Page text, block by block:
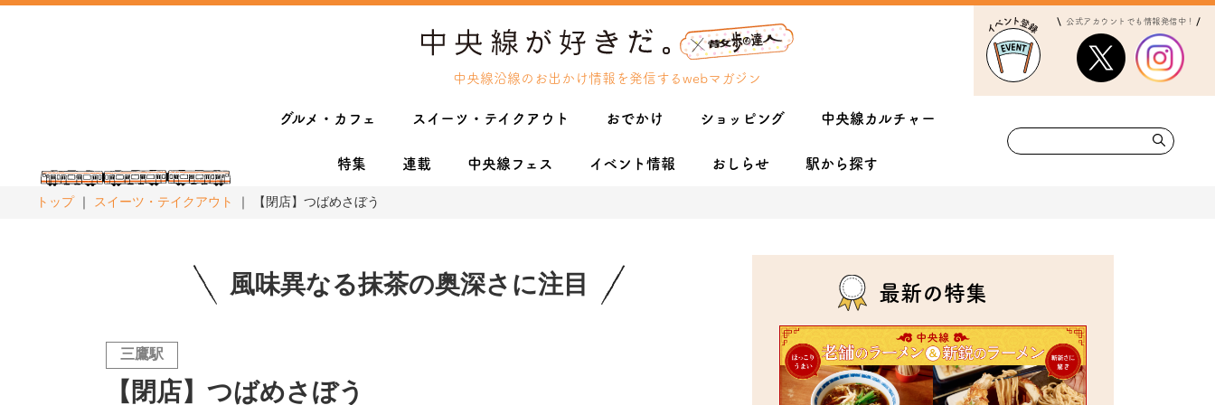
中央線沿線のお出かけ情報を発信するwebマガジン
公式アカウントでも情報発信中！
グルメ・カフェ スイーツ・テイクアウト おでかけ ショッピング 中央線カルチャー
特集 連載 中央線フェス イベント情報 おしらせ 駅から探す
トップ スイーツ・テイクアウト 【閉店】つばめさぼう
風味異なる抹茶の奥深さに注目
三鷹駅
【閉店】つばめさぼう
最新の特集